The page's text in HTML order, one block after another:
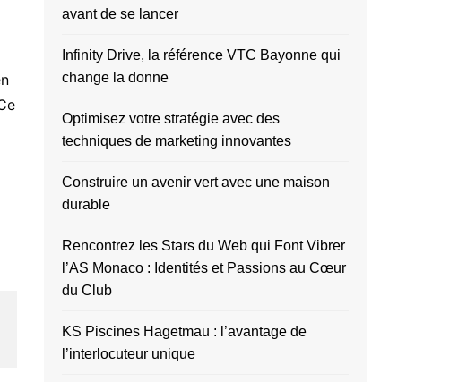
avant de se lancer
Infinity Drive, la référence VTC Bayonne qui
change la donne
Optimisez votre stratégie avec des
techniques de marketing innovantes
Construire un avenir vert avec une maison
durable
Rencontrez les Stars du Web qui Font Vibrer
l’AS Monaco : Identités et Passions au Cœur
du Club
KS Piscines Hagetmau : l’avantage de
l’interlocuteur unique